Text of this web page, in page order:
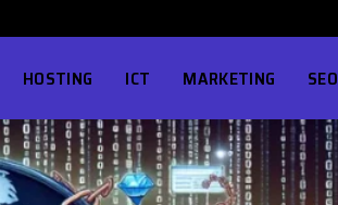
HOSTING ICT MARKETING SEO